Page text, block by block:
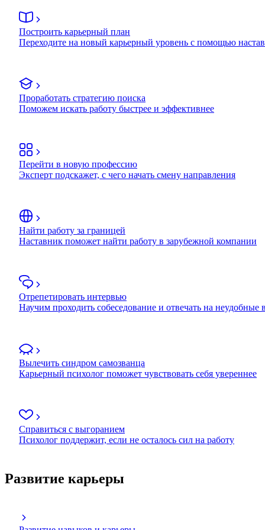
Построить карьерный план
Переходите на новый карьерный уровень с помощью
Проработать стратегию поиска
Поможем искать работу быстрее и эффективнее
Перейти в новую профессию
Эксперт подскажет, с чего начать смену направления
Найти работу за границей
Наставник поможет найти работу в зарубежной компании
Отрепетировать интервью
Научим проходить собеседование и отвечать на неудобные
Вылечить синдром самозванца
Карьерный психолог поможет чувствовать себя увереннее
Справиться с выгоранием
Психолог поддержит, если не осталось сил на работу
Развитие карьеры